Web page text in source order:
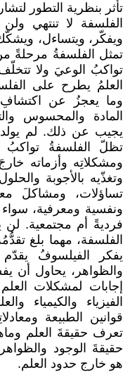
تأثر بنظرية التطور لتشارلز
الفلسفة لا تنتهي
ويفكّر، ويتساءل،
تمثل الفلسفةُ مرحلةً
تواكبُ الوعيَ ولا
العلمُ يطرح على
وما يعجزُ عن
المادة والمحسوس
يجيب عن ذلك. لم يولد
تظلّ الفلسفةُ تواكبُ
ومشكلاتِه وأزماته
وتغذّيه بالأجوبة
تساؤلات، ومشاكلَ
ونفسية ومعرفية،
فرديةً أم مجتمعية. لن
الفلسفة، مهما بلغ
يفكر الفيلسوفُ
والظواهر، يحاول أن
إجابات لمشكلات
الفيزياء والكيمياء
قوانين الطبيعة
تعرف حقيقةَ العلم
حقيقةَ الوجود والظواهر
هو خارج حدود العلم.